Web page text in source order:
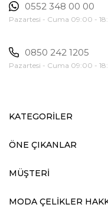
0552 348 00 00
Pazartesi - Cuma 09:00 -
0850 242 1205
Pazartesi - Cuma 09:00 -
KATEGORİLER
ÖNE ÇIKANLAR
MÜŞTERİ
MODA ÇELİKLER